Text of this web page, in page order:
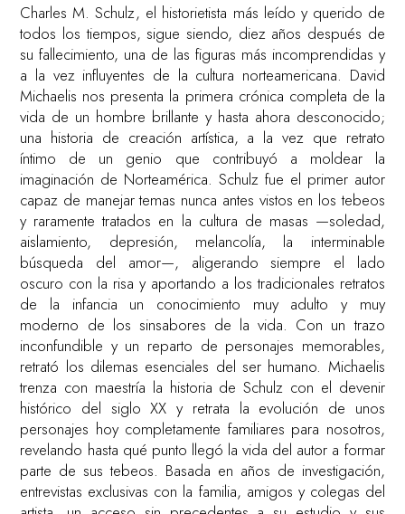
Charles M. Schulz, el historietista más leído y querido de
todos los tiempos, sigue siendo, diez años después de
su fallecimiento, una de las figuras más incomprendidas y
a la vez influyentes de la cultura norteamericana. David
Michaelis nos presenta la primera crónica completa de la
vida de un hombre brillante y hasta ahora desconocido;
una historia de creación artística, a la vez que retrato
íntimo de un genio que contribuyó a moldear la
imaginación de Norteamérica. Schulz fue el primer autor
capaz de manejar temas nunca antes vistos en los tebeos
y raramente tratados en la cultura de masas —soledad,
aislamiento, depresión, melancolía, la interminable
búsqueda del amor—, aligerando siempre el lado
oscuro con la risa y aportando a los tradicionales retratos
de la infancia un conocimiento muy adulto y muy
moderno de los sinsabores de la vida. Con un trazo
inconfundible y un reparto de personajes memorables,
retrató los dilemas esenciales del ser humano. Michaelis
trenza con maestría la historia de Schulz con el devenir
histórico del siglo XX y retrata la evolución de unos
personajes hoy completamente familiares para nosotros,
revelando hasta qué punto llegó la vida del autor a formar
parte de sus tebeos. Basada en años de investigación,
entrevistas exclusivas con la familia, amigos y colegas del